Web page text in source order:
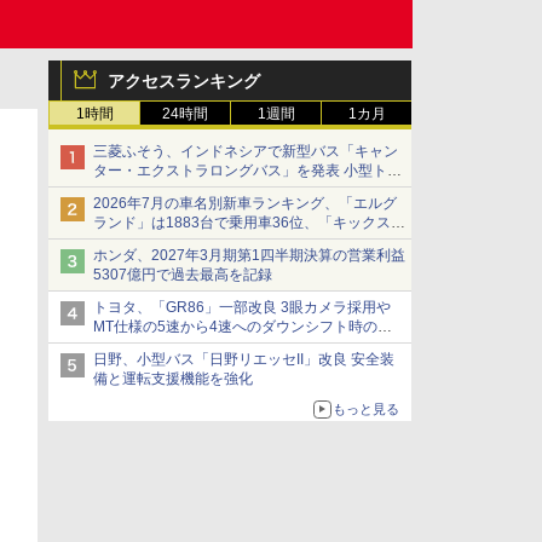
アクセスランキング
1時間 24時間 1週間 1カ月
三菱ふそう、インドネシアで新型バス「キャン
ター・エクストラロングバス」を発表 小型トラ
ックベースの観光・旅客輸送向けバス
2026年7月の車名別新車ランキング、「エルグ
ランド」は1883台で乗用車36位、「キックス」
は2591台で27位に
ホンダ、2027年3月期第1四半期決算の営業利益
5307億円で過去最高を記録
トヨタ、「GR86」一部改良 3眼カメラ採用や
MT仕様の5速から4速へのダウンシフト時の操
作性向上など
日野、小型バス「日野リエッセII」改良 安全装
備と運転支援機能を強化
もっと見る